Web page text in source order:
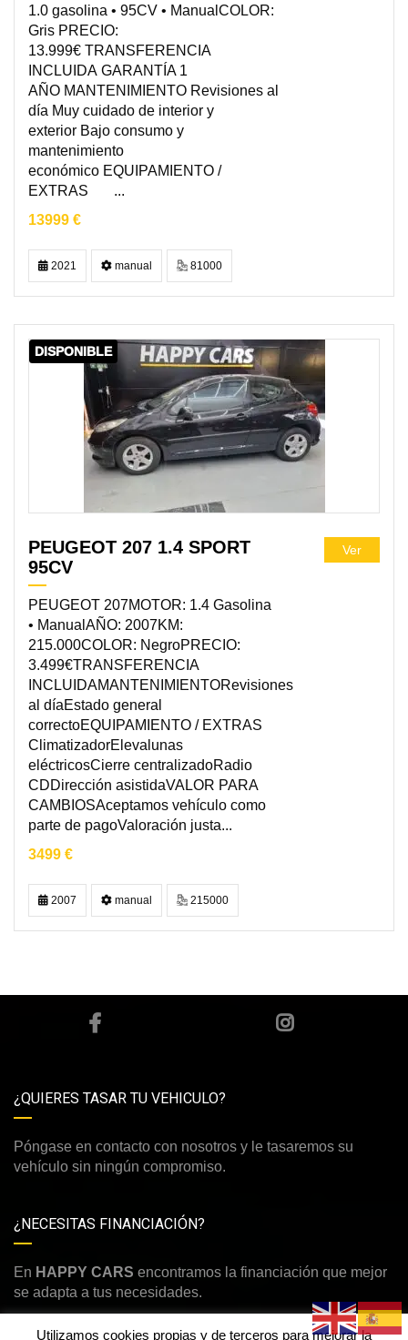
1.0 gasolina • 95CV • ManualCOLOR:
Gris PRECIO:
13.999€ TRANSFERENCIA
INCLUIDA GARANTÍA 1
AÑO MANTENIMIENTO Revisiones al
día Muy cuidado de interior y
exterior Bajo consumo y
mantenimiento
económico EQUIPAMIENTO /
EXTRAS ...
13999 €
2021 manual 81000
DISPONIBLE
PEUGEOT 207 1.4 SPORT
95CV
PEUGEOT 207MOTOR: 1.4 Gasolina
• ManualAÑO: 2007KM:
215.000COLOR: NegroPRECIO:
3.499€TRANSFERENCIA
INCLUIDAMANTENIMIENTORevisiones
al díaEstado general
correctoEQUIPAMIENTO / EXTRAS
ClimatizadorElevalunas
eléctricosCierre centralizadoRadio
CDDirección asistidaVALOR PARA
CAMBIOSAceptamos vehículo como
parte de pagoValoración justa...
3499 €
Ver
2007 manual 215000
¿QUIERES TASAR TU VEHICULO?
Póngase en contacto con nosotros y le tasaremos su
vehículo sin ningún compromiso.
¿NECESITAS FINANCIACIÓN?
En HAPPY CARS encontramos la financiación que mejor
se adapta a tus necesidades.
Utilizamos cookies propias y de terceros para mejorar la